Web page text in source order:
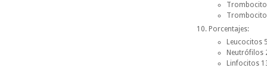
Porcentajes:
Leucocitos
Neutrófilos
Linfocitos